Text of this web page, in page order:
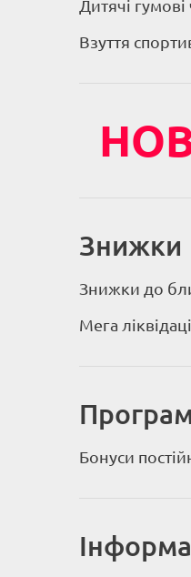
Дитячі
Взуття
Знижки
Знижки до
Мега
Бонуси